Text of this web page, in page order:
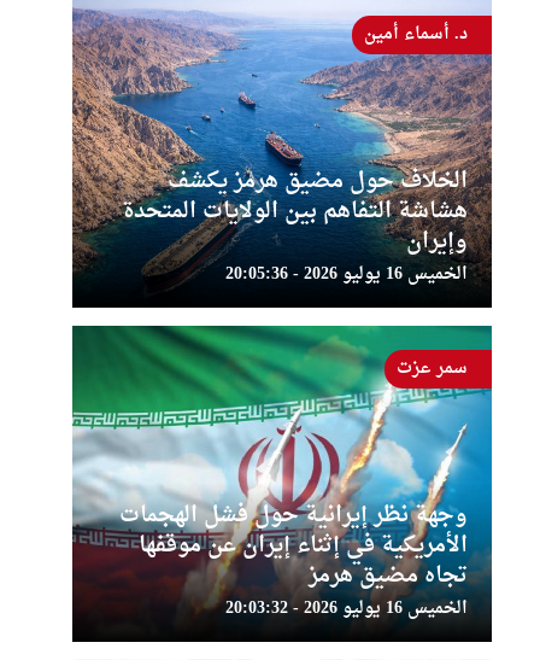
الخلاف حول مضيق هرمز يكشف
هشاشة التفاهم بين الولايات المتحدة
وإيران
الخميس 16 يوليو 2026 - 20:05:36
د. أسماء أمين
وجهة نظر إيرانية حول فشل الهجمات
الأمريكية في إثناء إيران عن موقفها
تجاه مضيق هرمز
الخميس 16 يوليو 2026 - 20:03:32
سمر عزت